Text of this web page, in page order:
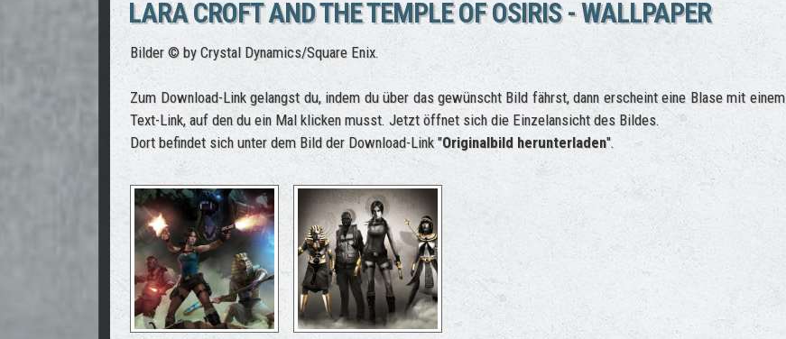
LARA CROFT AND THE TEMPLE OF OSIRIS - WALLPAPER
Bilder © by Crystal Dynamics/Square Enix.
Zum Download-Link gelangst du, indem du über das gewünscht Bild fährst, dann erscheint eine Blase mit einem
Text-Link, auf den du ein Mal klicken musst. Jetzt öffnet sich die Einzelansicht des Bildes.
Dort befindet sich unter dem Bild der Download-Link "Originalbild herunterladen".